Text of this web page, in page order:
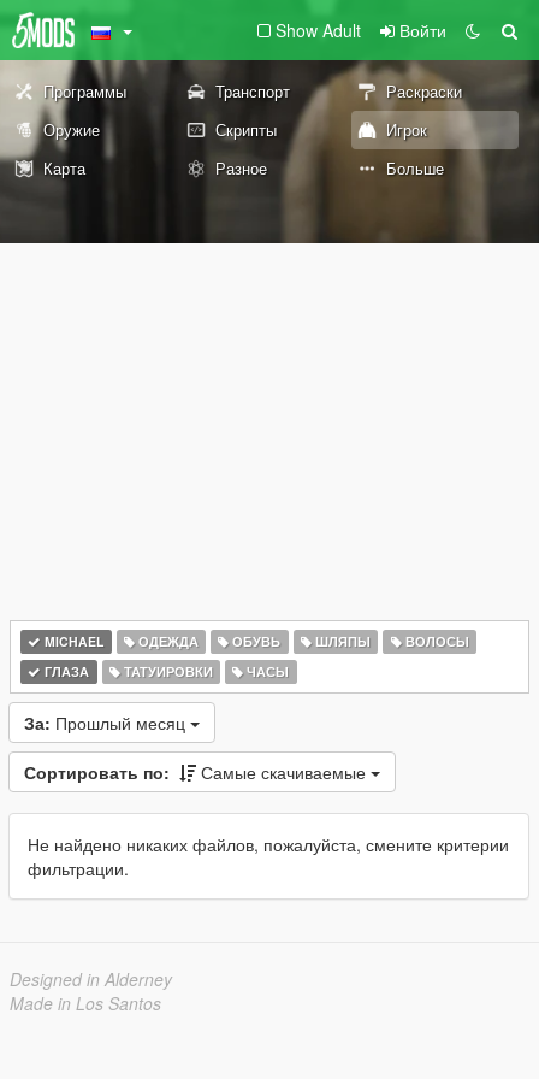
Show Adult Войти
Программы Транспорт
Раскраски
Оружие
Скрипты
Игрок
Карта
Разное Больше
MICHAEL ОДЕЖДА ОБУВЬ ШЛЯПЫ
ВОЛОСЫ
ГЛАЗА
ТАТУИРОВКИ ЧАСЫ
За: Прошлый месяц
Сортировать по: Самые скачиваемые
Не найдено никаких файлов, пожалуйста, смените критерии
фильтрации.
Designed in Alderney
Made in Los Santos